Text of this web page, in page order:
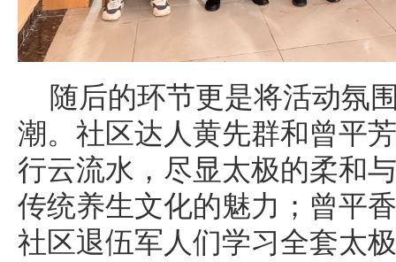
随后的环节更是将活动氛
潮。社区达人黄先群和曾平
行云流水，尽显太极的柔和
传统养生文化的魅力；曾平
社区退伍军人们学习全套太